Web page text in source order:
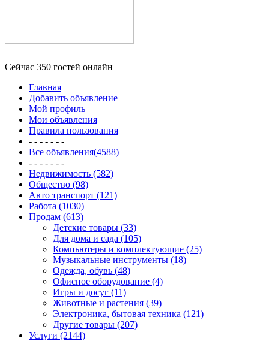
Сейчас 350 гостей онлайн
Главная
Добавить объявление
Мой профиль
Мои объявления
Правила пользования
- - - - - - -
Все объявления(4588)
- - - - - - -
Недвижимость (582)
Общество (98)
Авто транспорт (121)
Работа (1030)
Продам (613)
Детские товары (33)
Для дома и сада (105)
Компьютеры и комплектующие (25)
Музыкальные инструменты (18)
Одежда, обувь (48)
Офисное оборудование (4)
Игры и досуг (11)
Животные и растения (39)
Электроника, бытовая техника (121)
Другие товары (207)
Услуги (2144)